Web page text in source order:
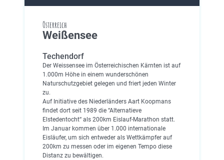
Österreich
Weißensee
Techendorf
Der Weissensee im Österreichischen Kärnten ist auf
1.000m Höhe in einem wunderschönen
Naturschutzgebiet gelegen und friert jeden Winter
zu.
Auf Initiative des Niederländers Aart Koopmans
findet dort seit 1989 die “Alternatieve
Elstedentocht“ als 200km Eislauf-Marathon statt.
Im Januar kommen über 1.000 internationale
Eisläufer, um sich entweder als Wettkämpfer auf
200km zu messen oder im eigenen Tempo diese
Distanz zu bewältigen.